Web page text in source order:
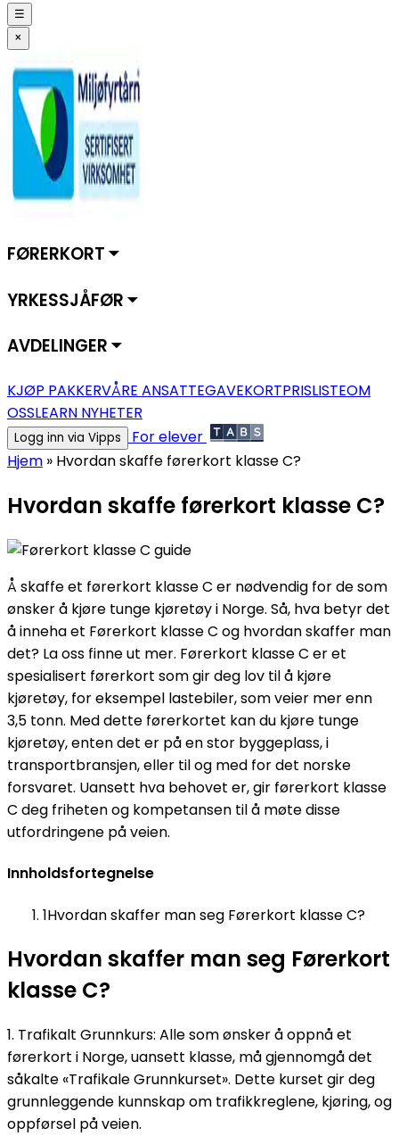
☰
×
FØRERKORT ⏷
YRKESSJÅFØR ⏷
AVDELINGER ⏷
KJØP PAKKERVÅRE ANSATTEGAVEKORTPRISLISTEOM
OSSLEARN NYHETER
Logg inn via Vipps
For elever
Hjem » Hvordan skaffe førerkort klasse C?
Hvordan skaffe førerkort klasse C?
Å skaffe et førerkort klasse C er nødvendig for de som
ønsker å kjøre tunge kjøretøy i Norge. Så, hva betyr det
å inneha et Førerkort klasse C og hvordan skaffer man
det? La oss finne ut mer. Førerkort klasse C er et
spesialisert førerkort som gir deg lov til å kjøre
kjøretøy, for eksempel lastebiler, som veier mer enn
3,5 tonn. Med dette førerkortet kan du kjøre tunge
kjøretøy, enten det er på en stor byggeplass, i
transportbransjen, eller til og med for det norske
forsvaret. Uansett hva behovet er, gir førerkort klasse
C deg friheten og kompetansen til å møte disse
utfordringene på veien.
Innholdsfortegnelse
1Hvordan skaffer man seg Førerkort klasse C?
Hvordan skaffer man seg Førerkort
klasse C?
1. Trafikalt Grunnkurs: Alle som ønsker å oppnå et
førerkort i Norge, uansett klasse, må gjennomgå det
såkalte «Trafikale Grunnkurset». Dette kurset gir deg
grunnleggende kunnskap om trafikkreglene, kjøring, og
oppførsel på veien.